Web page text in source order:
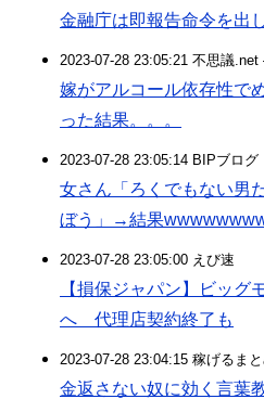
金融庁は即報告命令を出
2023-07-28 23:05:21 不思議.net
嫁がアルコール依存性で
った結果。。。
2023-07-28 23:05:14 BIPブログ
女さん「ろくでもない男
ぼう」→結果
2023-07-28 23:05:00 えび速
【損保ジャパン】ビッグ
へ 代理店契約終了も
2023-07-28 23:04:15 稼げるま
金返さない奴に効く言葉